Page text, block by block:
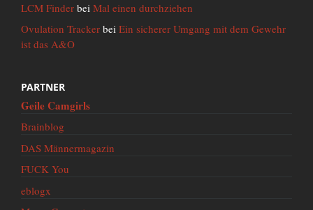
LCM Finder bei Mal einen durchziehen
Ovulation Tracker bei Ein sicherer Umgang mit dem Gewehr
ist das A&O
PARTNER
Geile Camgirls
Brainblog
DAS Männermagazin
FUCK You
eblogx